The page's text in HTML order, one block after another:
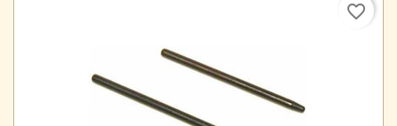
favorite_border